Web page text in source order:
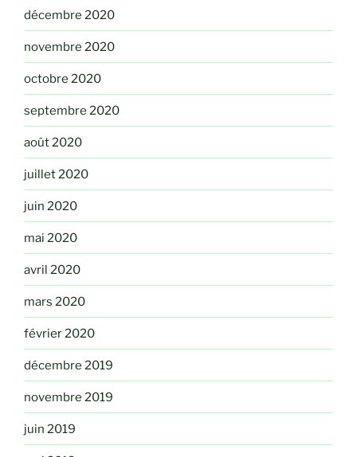
décembre 2020
novembre 2020
octobre 2020
septembre 2020
août 2020
juillet 2020
juin 2020
mai 2020
avril 2020
mars 2020
février 2020
décembre 2019
novembre 2019
juin 2019